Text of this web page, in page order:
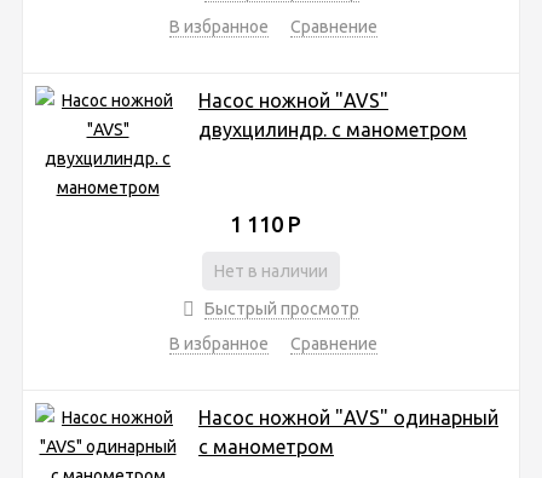
В избранное
Сравнение
Насос ножной "AVS"
двухцилиндр. с манометром
1 110 Р
Нет в наличии
Быстрый просмотр
В избранное
Сравнение
Насос ножной "AVS" одинарный
с манометром